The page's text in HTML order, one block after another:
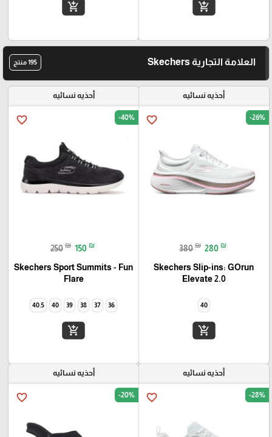
add_shopping_cart
add_shopping_cart
العلامة التجارية Skechers 195 منتج
أحذيه نسائيه
favorite_border -26%
380 ₪ 280 ₪
Skechers Slip-ins: GOrun
Elevate 2.0
40
add_shopping_cart
أحذيه نسائيه
favorite_border -40%
250 ₪ 150 ₪
Skechers Sport Summits - Fun
Flare‏
36
37
38
39
40
40.5
add_shopping_cart
أحذيه نسائيه
favorite_border -28%
أحذيه نسائيه
favorite_border -20%